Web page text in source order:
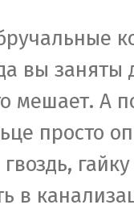
вы
мешает. А
просто
в